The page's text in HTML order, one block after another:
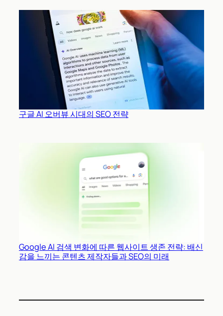
구글 AI 오버뷰 시대의 SEO 전략
Google AI 검색 변화에 따른 웹사이트 생존 전략: 배신
감을 느끼는 콘텐츠 제작자들과 SEO의 미래